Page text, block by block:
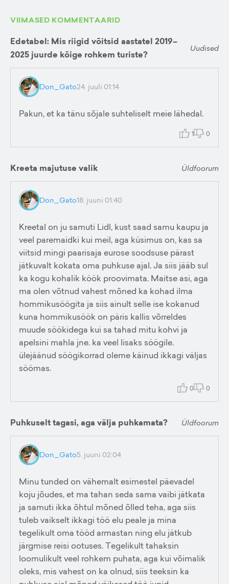
VIIMASED KOMMENTAARID
Edetabel: Mis riigid võitsid aastatel 2019–
2025 juurde kõige rohkem turiste?
Uudised
Don_Gato24. juuli 01:14
Pakun, et ka tänu sõjale suhteliselt meie lähedal.
1 0
Kreeta majutuse valik Üldfoorum
Don_Gato18. juuni 01:40
Kreetal on ju samuti Lidl, kust saad samu kaupu ja
veel paremaidki kui meil, aga küsimus on, kas sa
viitsid mingi paarisaja eurose soodsuse pärast
jätkuvalt kokata oma puhkuse ajal. Ja siis jääb sul
ka kogu kohalik köök proovimata. Maitse asi, aga
ma olen võtnud vahest mõned ka kohad ilma
hommikusöögita ja siis ainult selle ise kokanud
kuna hommikusöök on päris kallis võrreldes
muude söökidega kui sa tahad mitu kohvi ja
apelsini mahla jne. ka veel lisaks söögile.
ülejäänud söögikorrad oleme käinud ikkagi väljas
söömas.
0 0
Puhkuselt tagasi, aga välja puhkamata? Üldfoorum
Don_Gato5. juuni 02:04
Minu tunded on vähemalt esimestel päevadel
koju jõudes, et ma tahan seda sama vaibi jätkata
ja samuti ikka õhtul mõned õlled teha, aga siis
tuleb vaikselt ikkagi töö elu peale ja mina
tegelikult oma tööd armastan ning elu jätkub
järgmise reisi ootuses. Tegelikult tahaksin
loomulikult veel rohkem puhata, aga kui võimalik
oleks, mis vahest on ka olnud, siis teeksin ka